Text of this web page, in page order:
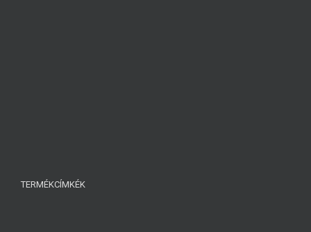
TERMÉKCÍMKÉK